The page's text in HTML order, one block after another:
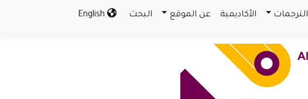
الترجمات الأكاديمية عن الموقع البحث